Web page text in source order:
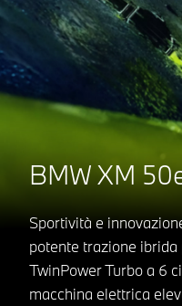
BMW XM
Sportività e
potente trazione
TwinPower Turbo a 6
macchina elettrica